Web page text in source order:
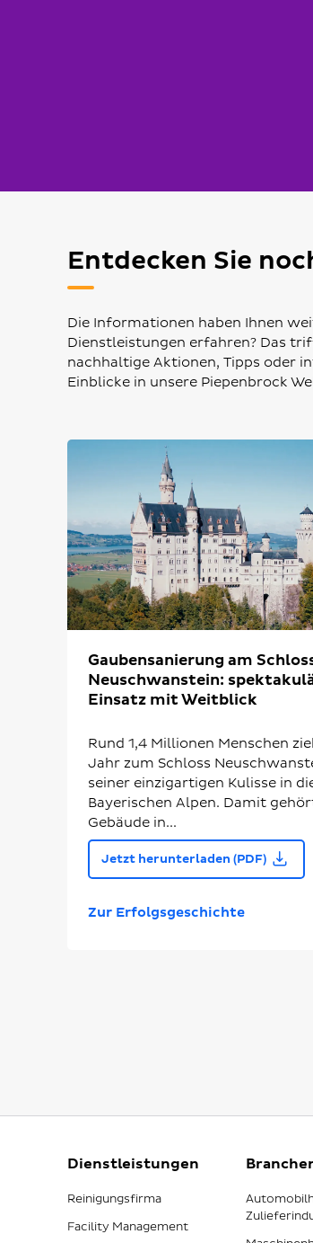
Entdecken Sie
Die Informationen haben Ihnen
Dienstleistungen erfahren? Das
nachhaltige Aktionen, Tipps oder
Einblicke in unsere Piepenbrock
Gaubensanierung am
Neuschwanstein:
Einsatz mit Weitblick
Rund 1,4 Millionen Menschen
Jahr zum Schloss
seiner einzigartigen Kulisse in
Bayerischen Alpen. Damit
Gebäude in...
Jetzt herunterladen (PDF)
Zur Erfolgsgeschichte
Dienstleistungen
Reinigungsfirma
Facility Management